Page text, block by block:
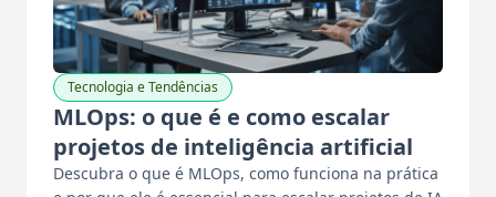
Tecnologia e Tendências
MLOps: o que é e como escalar
projetos de inteligência artificial
Descubra o que é MLOps, como funciona na prática